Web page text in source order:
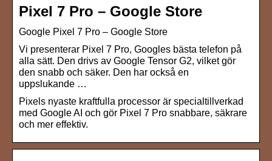
Pixel 7 Pro – Google Store
Google Pixel 7 Pro – Google Store
Vi presenterar Pixel 7 Pro, Googles bästa telefon på
alla sätt. Den drivs av Google Tensor G2, vilket gör
den snabb och säker. Den har också en
uppslukande …
Pixels nyaste kraftfulla processor är specialtillverkad
med Google AI och gör Pixel 7 Pro snabbare, säkrare
och mer effektiv.